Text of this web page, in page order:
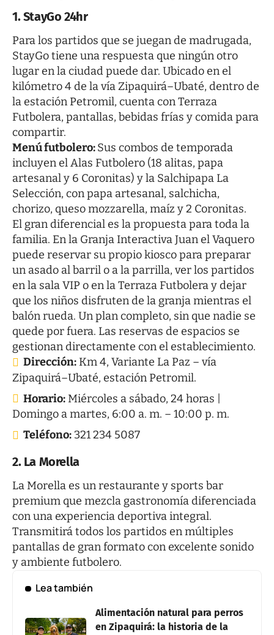
1. StayGo 24hr
Para los partidos que se juegan de madrugada,
StayGotiene una respuesta que ningún otro
lugar en la ciudad puede dar. Ubicado en el
kilómetro 4 de la vía Zipaquirá–Ubaté, dentro de
la estación Petromil, cuenta con Terraza
Futbolera, pantallas, bebidas frías y comida para
compartir.
Menú futbolero:Sus combos de temporada
incluyen el Alas Futbolero (18 alitas, papa
artesanal y 6 Coronitas) y la Salchipapa La
Selección, con papa artesanal, salchicha,
chorizo, queso mozzarella, maíz y 2 Coronitas.
El gran diferencial es la propuesta para toda la
familia. En la Granja Interactiva Juan el Vaquero
puede reservar su propio kiosco para preparar
un asado al barril o a la parrilla, ver los partidos
en la sala VIP o en la Terraza Futbolera y dejar
que los niños disfruten de la granja mientras el
balón rueda. Un plan completo, sin que nadie se
quede por fuera. Las reservas de espacios se
gestionan directamente con el establecimiento.
Dirección: Km 4, Variante La Paz – vía
Zipaquirá–Ubaté, estación Petromil.
Horario: Miércoles a sábado, 24 horas |
Domingo a martes, 6:00 a. m. – 10:00 p. m.
Teléfono: 321 234 5087
2. La Morella
La Morellaes un restaurante y sports bar
premium que mezcla gastronomía diferenciada
con una experiencia deportiva integral.
Transmitirá todos los partidos en múltiples
pantallas de gran formato con excelente sonido
y ambiente futbolero.
Lea también
Alimentación natural para perros
en Zipaquirá: la historia de la